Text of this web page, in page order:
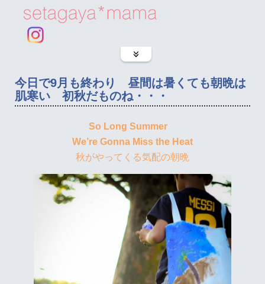
今日で9月も終わり 昼間は暑くても朝晩は
肌寒い 初秋だものね・・・
So Long Summer
We’re Gonna Miss the Heat
秋がやってくる気配の朝晩